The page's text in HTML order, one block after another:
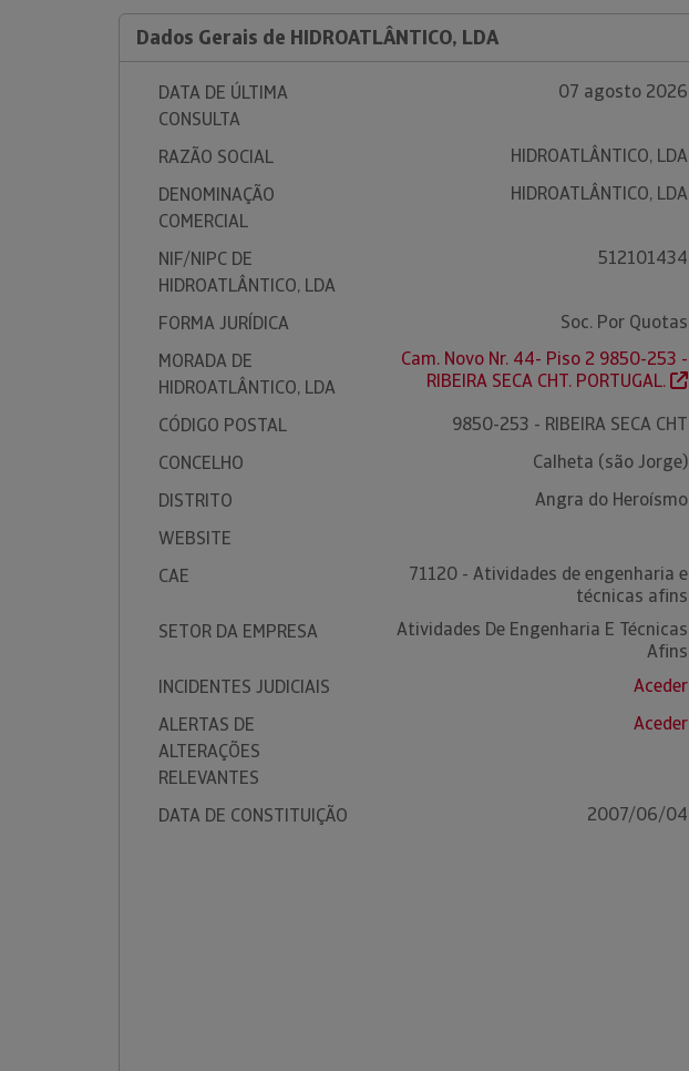
Dados Gerais de HIDROATLÂNTICO, LDA
DATA DE ÚLTIMA
CONSULTA
07 agosto 2026
RAZÃO SOCIAL
HIDROATLÂNTICO, LDA
DENOMINAÇÃO
COMERCIAL
HIDROATLÂNTICO, LDA
NIF/NIPC DE
HIDROATLÂNTICO, LDA
512101434
FORMA JURÍDICA
Soc. Por Quotas
MORADA DE
HIDROATLÂNTICO, LDA
Cam. Novo Nr. 44- Piso 2 9850-253 -
RIBEIRA SECA CHT. PORTUGAL.
CÓDIGO POSTAL
9850-253 - RIBEIRA SECA CHT
CONCELHO
Calheta (são Jorge)
DISTRITO
Angra do Heroísmo
WEBSITE
CAE
71120 - Atividades de engenharia e
técnicas afins
SETOR DA EMPRESA
Atividades De Engenharia E Técnicas
Afins
INCIDENTES JUDICIAIS
Aceder
ALERTAS DE
ALTERAÇÕES
RELEVANTES
Aceder
DATA DE CONSTITUIÇÃO 2007/06/04